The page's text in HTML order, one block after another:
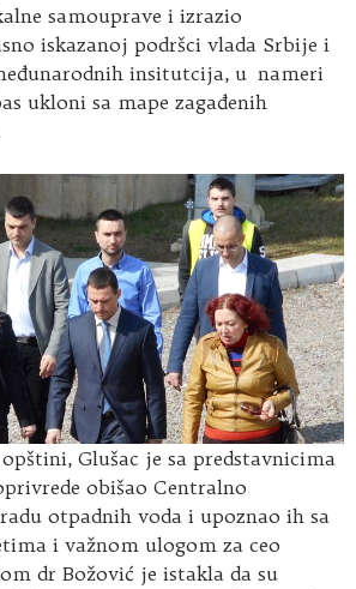
samouprave i izrazio
iskazanoj podršci vlada Srbije i
insitutcija, u nameri
ukloni sa mape zagađenih
Glušac je sa predstavnicima
obišao Centralno
otpadnih voda i upoznao ih sa
i važnom ulogom za ceo
dr Božović je istakla da su